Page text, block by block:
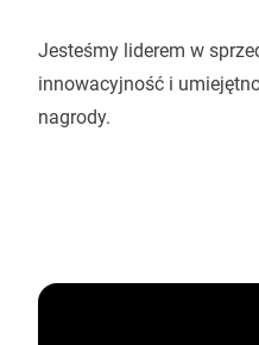
Jesteśmy liderem w
innowacyjność i
nagrody.